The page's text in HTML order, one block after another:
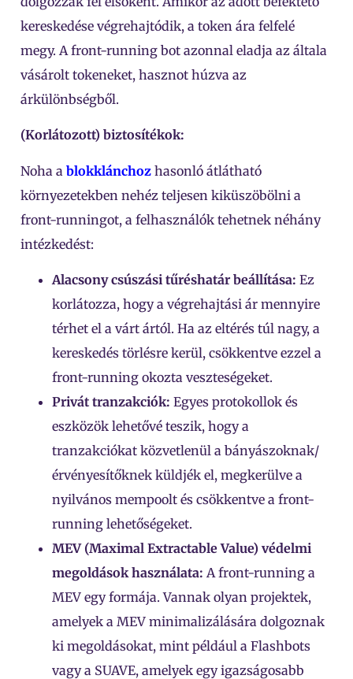
kereskedése végrehajtódik, a token ára felfelé
megy. A front-running bot azonnal eladja az általa
vásárolt tokeneket, hasznot húzva az
árkülönbségből.
(Korlátozott) biztosítékok:
Noha a blokklánchoz hasonló átlátható
környezetekben nehéz teljesen kiküszöbölni a
front-runningot, a felhasználók tehetnek néhány
intézkedést:
Alacsony csúszási tűréshatár beállítása: Ez
korlátozza, hogy a végrehajtási ár mennyire
térhet el a várt ártól. Ha az eltérés túl nagy, a
kereskedés törlésre kerül, csökkentve ezzel a
front-running okozta veszteségeket.
Privát tranzakciók: Egyes protokollok és
eszközök lehetővé teszik, hogy a
tranzakciókat közvetlenül a bányászoknak/
érvényesítőknek küldjék el, megkerülve a
nyilvános mempoolt és csökkentve a front-
running lehetőségeket.
MEV (Maximal Extractable Value) védelmi
megoldások használata: A front-running a
MEV egy formája. Vannak olyan projektek,
amelyek a MEV minimalizálására dolgoznak
ki megoldásokat, mint például a Flashbots
vagy a SUAVE, amelyek egy igazságosabb